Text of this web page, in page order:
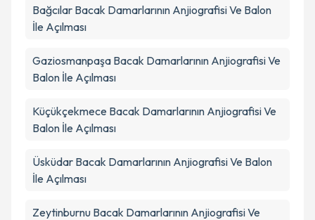
Bağcılar Bacak Damarlarının Anjiografisi Ve Balon
İle Açılması
Gaziosmanpaşa Bacak Damarlarının Anjiografisi Ve
Balon İle Açılması
Küçükçekmece Bacak Damarlarının Anjiografisi Ve
Balon İle Açılması
Üsküdar Bacak Damarlarının Anjiografisi Ve Balon
İle Açılması
Zeytinburnu Bacak Damarlarının Anjiografisi Ve